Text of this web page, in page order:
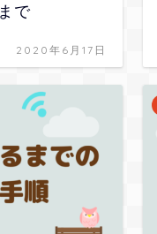
で
2020年6月17日